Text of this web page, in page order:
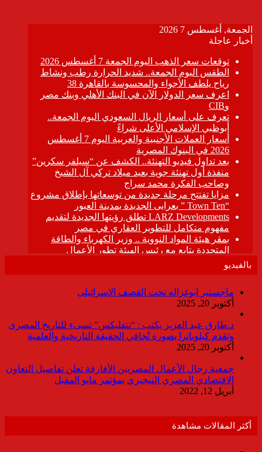
بالفيديو
ماجستير ابوغزاله تحت القصف الإسرائيلى
أكتوبر 20, 2025
د.طارق عبد العزيز يكتب : “نتفليكس” تسىء للتاريخ المصرى
وتقدم كيلوباترا بصورة تُجافي الحقيقة التاريخية والعلمية
أكتوبر 20, 2025
جمعية رجال الأعمال المصريين الأفارقة تعلن تفاصيل التعاون
الاقتصادي المصري النيجيري بمؤتمر مايو المقبل
أبريل 12, 2022
أكثر المقالات مشاهدة